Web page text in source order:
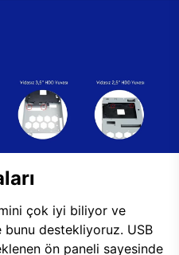
çok iyi biliyor ve
destekliyoruz. USB
ön paneli sayesinde